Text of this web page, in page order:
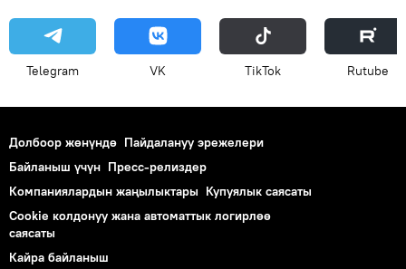
Telegram VK ТikТоk Rutube
Долбоор жөнүндө Пайдалануу эрежелери
Байланыш үчүн Пресс-релиздер
Компаниялардын жаңылыктары Купуялык саясаты
Cookie колдонуу жана автоматтык логирлөө
саясаты
Кайра байланыш